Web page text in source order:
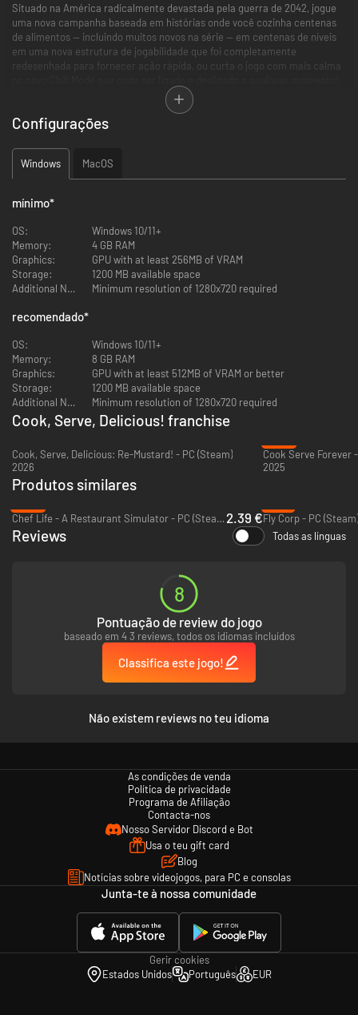
Situado na América radicalmente devastada pela guerra de 2042, jogue
uma nova campanha baseada em histórias onde você cozinha centenas
de alimentos — incluindo muitos novos na série — em centenas de níveis
em uma nova estrutura de jogabilidade que foi completamente
redesenhada para fornecer ação rápida, ou curta o jogo com mais calma
Jogue pela campanha sozinho ou com um amigo no cooperativo
Aprimore o seu food truck com dezenas de módulos que afetam a
jogabilidade!
Expanda seu catálogo com mais de duzentos alimentos!
Decore seu food truck com dezenas de bugigangas típicas dos EUA!
Vários recursos de acessibilidade que permitem que você jogue o
mais confortavelmente possível, incluindo configurações de
movimento, configurações visuais, recursos de áudio, para
daltônicos e muito mais.
Mais de cem horas de jogo abrangendo mais de 380 níveis!
Uma incrível trilha sonora original do premiado compositor
Configurações
Windows MacOS
mínimo*
OS:
Windows 10/11+
Memory:
4 GB RAM
Graphics:
GPU with at least 256MB of VRAM
Storage:
1200 MB available space
Additional Notes:
Minimum resolution of 1280x720 required
recomendado*
OS:
Windows 10/11+
Memory:
8 GB RAM
Graphics:
GPU with at least 512MB of VRAM or better
Storage:
1200 MB available space
Additional Notes:
Minimum resolution of 1280x720 required
Cook, Serve, Delicious! franchise
Cook, Serve, Delicious: Re-Mustard! - PC (Steam)
2026
Cook Serve Forever
2025
Produtos similares
Chef Life - A Restaurant Simulator - PC (Steam) 2.39 €Fly Corp - PC (Steam)
Reviews Todas as línguas
8
Pontuação de review do jogo
baseado em 4 3 reviews, todos os idiomas incluídos
Classifica este jogo!
Não existem reviews no teu idioma
As condições de venda
Política de privacidade
Programa de Afiliação
Contacta-nos
Nosso Servidor Discord e Bot
Usa o teu gift card
Blog
Notícias sobre videojogos, para PC e consolas
Junta-te à nossa comunidade
Gerir cookies
Estados Unidos
Português EUR